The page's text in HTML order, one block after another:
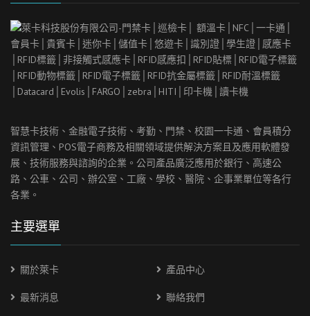
智慧卡技術、金融電子技術、考勤、門禁、校園一卡通、會員積分
資訊管理、 POS電子商務及相關領域提供解決方案且及應用軟體發
展、技術服務與諮詢的企業。公司產品廣泛應用於銀行、高速公
路、公車、公司、辦公室、工廠、學校、醫院、企事業單位等各行
各業。
主要選單
關於萊卡 產品中心
最新消息 聯絡我們